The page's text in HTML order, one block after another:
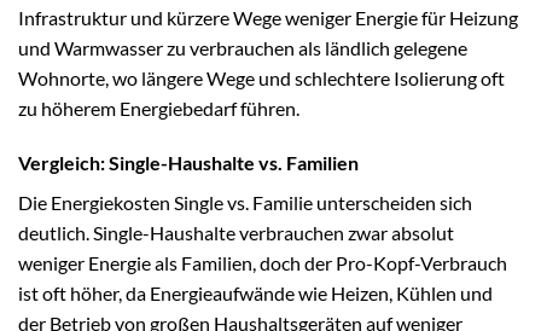
Infrastruktur und kürzere Wege weniger Energie für Heizung
und Warmwasser zu verbrauchen als ländlich gelegene
Wohnorte, wo längere Wege und schlechtere Isolierung oft
zu höherem Energiebedarf führen.
Vergleich: Single-Haushalte vs. Familien
Die Energiekosten Single vs. Familie unterscheiden sich
deutlich. Single-Haushalte verbrauchen zwar absolut
weniger Energie als Familien, doch der Pro-Kopf-Verbrauch
ist oft höher, da Energieaufwände wie Heizen, Kühlen und
der Betrieb von großen Haushaltsgeräten auf weniger